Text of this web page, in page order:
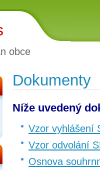
obce
Dokumenty
Níže uvedený
Vzor vyhlášení
Vzor odvolání
Osnova